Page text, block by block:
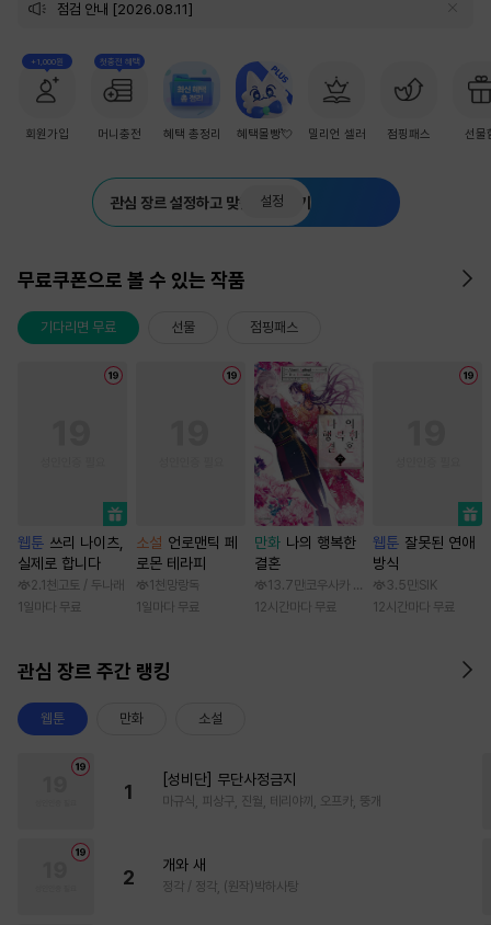
점검 안내 [2026.08.11]
+1,000원
회원가입
첫충전 혜택
머니충전 혜택 총정리 혜택몰빵💘 밀리언 셀러 점핑패스 선물
관심 장르 설정하고 맞춤 추천 받기
설정
무료쿠폰으로 볼 수 있는 작품
기다리면 무료 선물 점핑패스
웹툰 쓰리 나이츠,
실제로 합니다
2.1천 고토 / 두나래
1일마다 무료
소설 언로맨틱 페
로몬 테라피
1천 망랑독
1일마다 무료
만화 나의 행복한
결혼
13.7만 코우사카 리토 / 아기토기 아쿠미
12시간마다 무료
웹툰 잘못된 연애
방식
3.5만 SIK
12시간마다 무료
관심 장르 주간 랭킹
웹툰 만화 소설
1
[성비단] 무단사정금지
마규식, 피상구, 진월, 테리야끼, 오프카, 뚱개
2
개와 새
정각 / 정각, (원작)박하사탕